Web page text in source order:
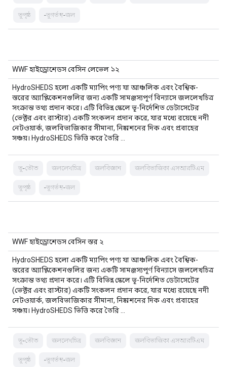
ভূপৃষ্ঠ -ভূগর্ভস্থ-জল
WWF হাইড্রোশেডস বেসিন লেভেল ১২
HydroSHEDS হলো একটি ম্যাপিং পণ্য যা আঞ্চলিক এবং বৈশ্বিক-
স্তরের অ্যাপ্লিকেশনগুলির জন্য একটি সামঞ্জস্যপূর্ণ বিন্যাসে জললেখচিত্র
সংক্রান্ত তথ্য প্রদান করে। এটি বিভিন্ন স্কেলে ভূ-নির্দেশিত ডেটাসেটের
(ভেক্টর এবং রাস্টার) একটি সংকলন প্রদান করে, যার মধ্যে রয়েছে নদী
নেটওয়ার্ক, জলবিভাজিকার সীমানা, নিষ্কাশনের দিক এবং প্রবাহের
সঞ্চয়। HydroSHEDS ভিত্তি করে তৈরি …
ভূ-ভৌত জললেখচিত্র জলবিজ্ঞান জলবিভাজিকা এসআরটিএম
ভূপৃষ্ঠ -ভূগর্ভস্থ-জল
WWF হাইড্রোশেডস বেসিন স্তর ২
HydroSHEDS হলো একটি ম্যাপিং পণ্য যা আঞ্চলিক এবং বৈশ্বিক-
স্তরের অ্যাপ্লিকেশনগুলির জন্য একটি সামঞ্জস্যপূর্ণ বিন্যাসে জললেখচিত্র
সংক্রান্ত তথ্য প্রদান করে। এটি বিভিন্ন স্কেলে ভূ-নির্দেশিত ডেটাসেটের
(ভেক্টর এবং রাস্টার) একটি সংকলন প্রদান করে, যার মধ্যে রয়েছে নদী
নেটওয়ার্ক, জলবিভাজিকার সীমানা, নিষ্কাশনের দিক এবং প্রবাহের
সঞ্চয়। HydroSHEDS ভিত্তি করে তৈরি …
ভূ-ভৌত জললেখচিত্র জলবিজ্ঞান জলবিভাজিকা এসআরটিএম
ভূপৃষ্ঠ -ভূগর্ভস্থ-জল